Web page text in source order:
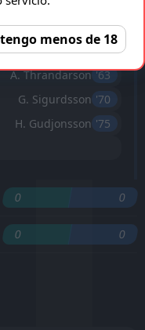
H. Gudjonsson '8 ︎
A. Thrandarson '63 ︎
G. Sigurdsson '70 ︎
H. Gudjonsson '75 ︎
0 0
0 0
menos de 18